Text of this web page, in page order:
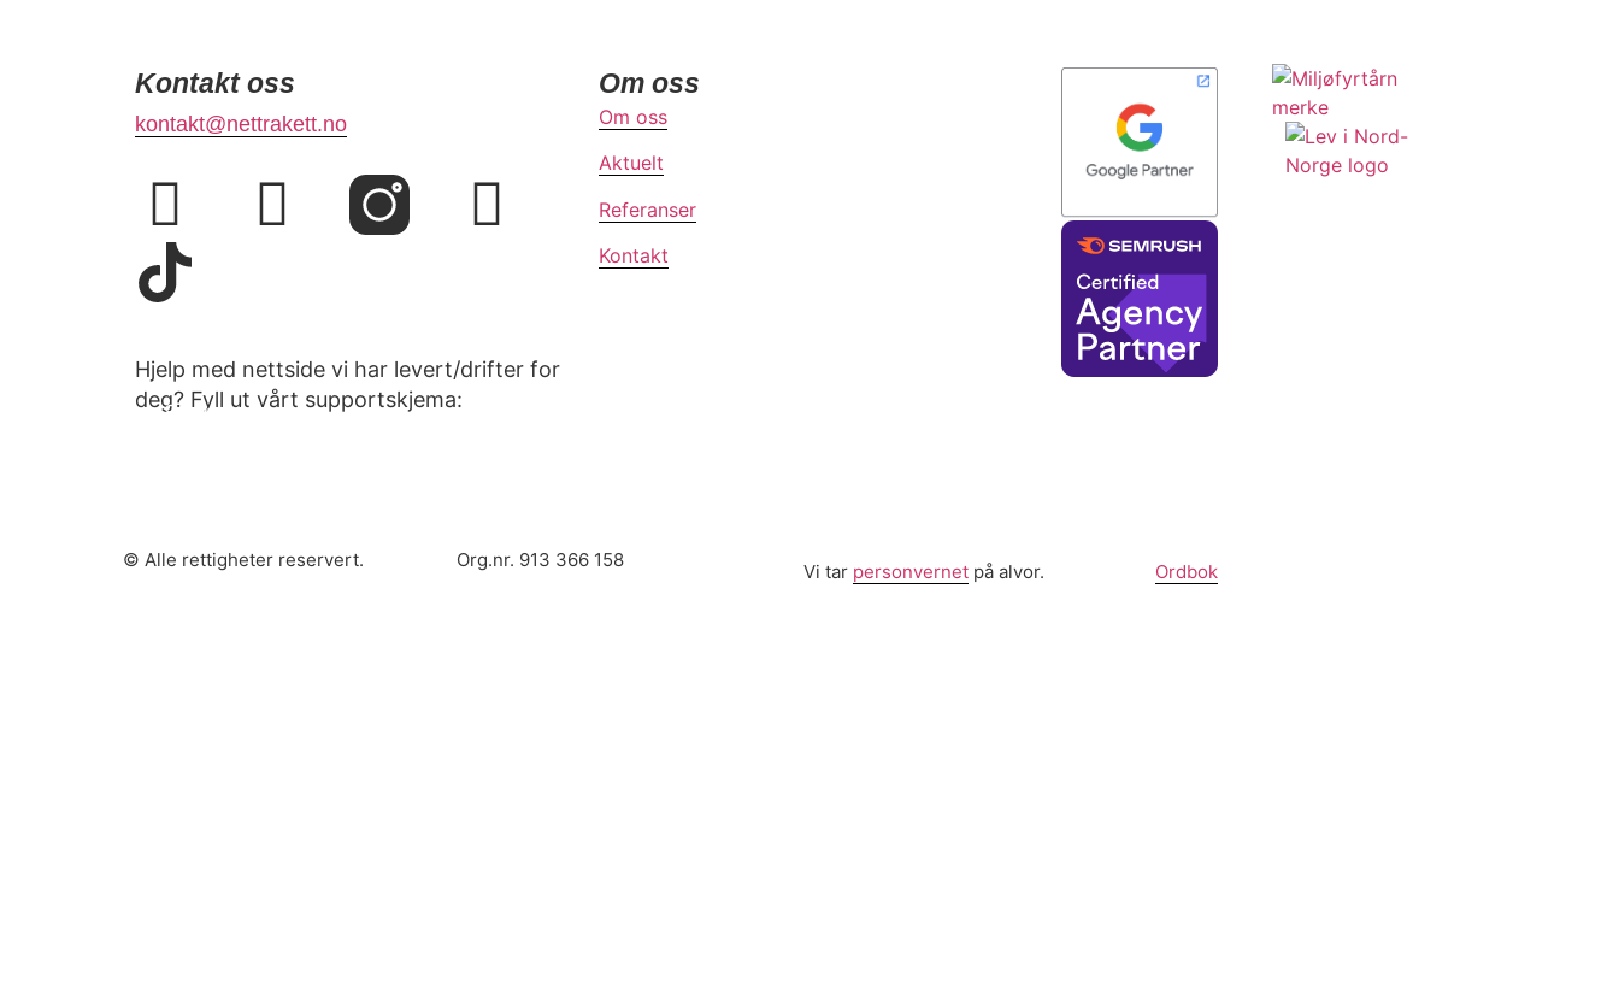
Kontakt oss
kontakt@nettrakett.no
Hjelp med nettside vi har levert/drifter for
deg? Fyll ut vårt supportskjema:
Support
Om oss
Om oss
Aktuelt
Referanser
Kontakt
© Alle rettigheter reservert. Org.nr. 913 366 158
Vi tar personvernetpå alvor. Ordbok